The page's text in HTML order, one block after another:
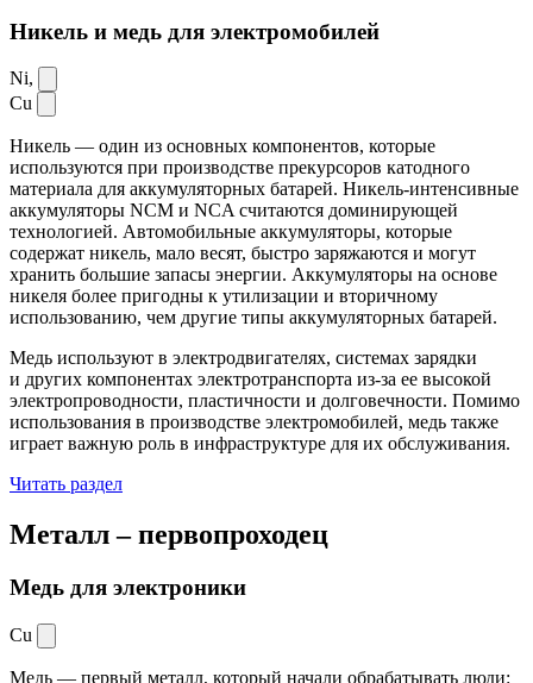
Никель и медь для электромобилей
Ni,
Cu
Никель — один из основных компонентов, которые
используются при производстве прекурсоров катодного
материала для аккумуляторных батарей. Никель-интенсивные
аккумуляторы NCM и NCA считаются доминирующей
технологией. Автомобильные аккумуляторы, которые
содержат никель, мало весят, быстро заряжаются и могут
хранить большие запасы энергии. Аккумуляторы на основе
никеля более пригодны к утилизации и вторичному
использованию, чем другие типы аккумуляторных батарей.
Медь используют в электродвигателях, системах зарядки
и других компонентах электротранспорта из-за ее высокой
электропроводности, пластичности и долговечности. Помимо
использования в производстве электромобилей, медь также
играет важную роль в инфраструктуре для их обслуживания.
Читать раздел
Металл –первопроходец
Медь для электроники
Cu
Медь — первый металл, который начали обрабатывать люди: